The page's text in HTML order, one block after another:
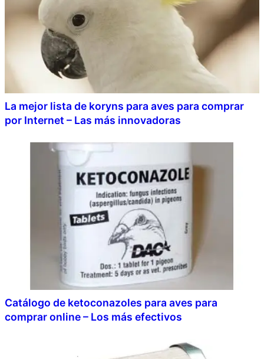
La mejor lista de koryns para aves para comprar
por Internet – Las más innovadoras
Catálogo de ketoconazoles para aves para
comprar online – Los más efectivos